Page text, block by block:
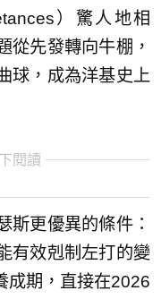
）驚人地相
從先發轉向牛棚，
球，成為洋基史上
閱讀
斯更優異的條件：
有效剋制左打的變
成期，直接在2026